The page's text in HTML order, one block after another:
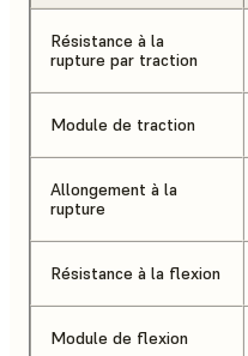
Résistance à la
rupture par traction
Module de traction
Allongement à la
rupture
Résistance à la flexion
Module de flexion